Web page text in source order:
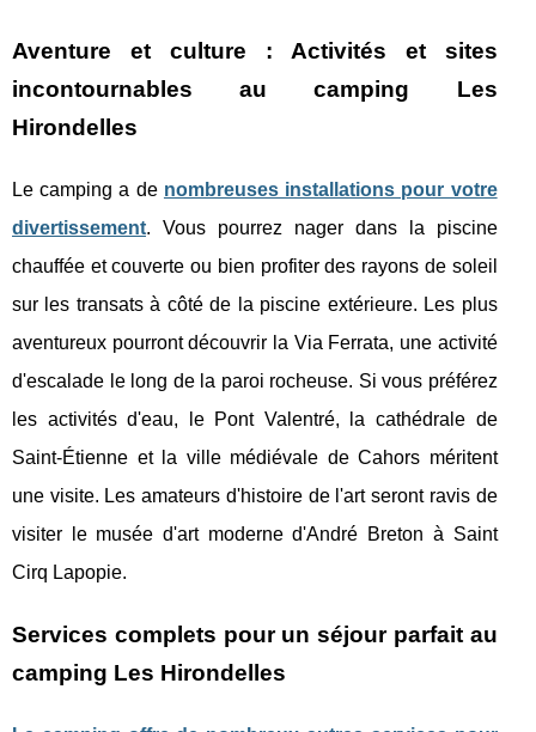
Aventure et culture : Activités et sites
incontournables au camping Les
Hirondelles
Le camping a de nombreuses installations pour votre
divertissement. Vous pourrez nager dans la piscine
chauffée et couverte ou bien profiter des rayons de soleil
sur les transats à côté de la piscine extérieure. Les plus
aventureux pourront découvrir la Via Ferrata, une activité
d'escalade le long de la paroi rocheuse. Si vous préférez
les activités d'eau, le Pont Valentré, la cathédrale de
Saint-Étienne et la ville médiévale de Cahors méritent
une visite. Les amateurs d'histoire de l'art seront ravis de
visiter le musée d'art moderne d'André Breton à Saint
Cirq Lapopie.
Services complets pour un séjour parfait au
camping Les Hirondelles